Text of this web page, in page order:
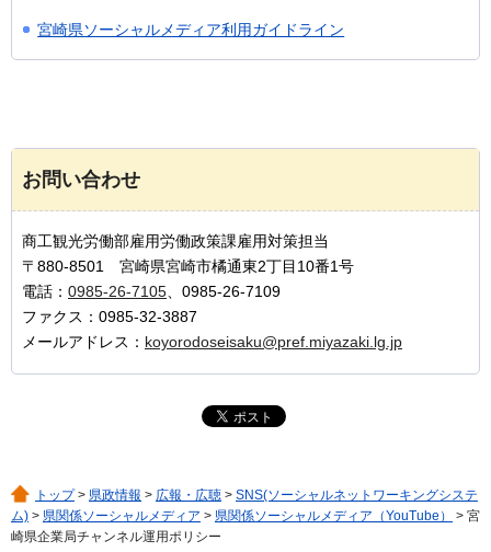
宮崎県ソーシャルメディア利用ガイドライン
お問い合わせ
商工観光労働部雇用労働政策課雇用対策担当
〒880-8501 宮崎県宮崎市橘通東2丁目10番1号
電話： 0985-26-7105 、0985-26-7109
ファクス：0985-32-3887
メールアドレス： koyorodoseisaku@pref.miyazaki.lg.jp
トップ> 県政情報 > 広報・広聴 > SNS(ソーシャルネットワーキングシステ
ム) > 県関係ソーシャルメディア > 県関係ソーシャルメディア（YouTube）
> 宮
崎県企業局チャンネル運用ポリシー